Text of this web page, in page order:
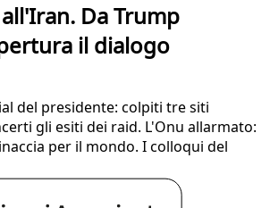
Da Trump
il dialogo
del presidente: colpiti tre siti
gli esiti dei raid. L'Onu allarmato:
per il mondo. I colloqui del